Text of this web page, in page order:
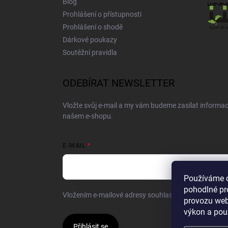
Používáme
pohodlné
provozu
výkon a
Prohlášení o přístupnosti
Prohlášení o shodě
Dárkové poukazy
Soutěžní pravidla
ODEBÍRAT NEWSLETTER
Vložte svůj e-mail a my vám budeme zasílat
našem e-shopu.
E-MAIL
Vložením e-mailové adresy souhlasíte se